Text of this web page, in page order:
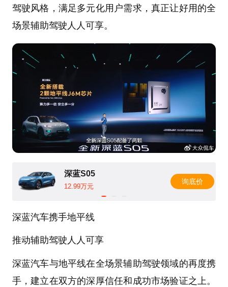
驾驶风格，满足多元化用户需求，真正让好用的全
场景辅助驾驶人人可享。
深蓝S05
12.99万元
询底价
深蓝汽车携手地平线
推动辅助驾驶人人可享
深蓝汽车与地平线在全场景辅助驾驶领域的再度携
手，建立在双方的深厚信任和成功市场验证之上。